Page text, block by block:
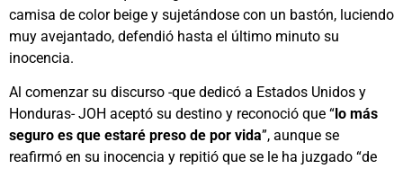
camisa de color beige y sujetándose con un bastón, luciendo
muy avejantado, defendió hasta el último minuto su
inocencia.
Al comenzar su discurso -que dedicó a Estados Unidos y
Honduras- JOH aceptó su destino y reconoció que “ lo más
seguro es que estaré preso de por vida”, aunque se
reafirmó en su inocencia y repitió que se le ha juzgado “de